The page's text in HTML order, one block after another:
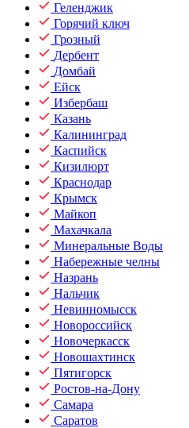
Геленджик
Горячий ключ
Грозный
Дербент
Домбай
Ейск
Избербаш
Казань
Калининград
Каспийск
Кизилюрт
Краснодар
Крымск
Майкоп
Махачкала
Минеральные Воды
Набережные челны
Назрань
Нальчик
Невинномысск
Новороссийск
Новочеркасск
Новошахтинск
Пятигорск
Ростов-на-Дону
Самара
Саратов